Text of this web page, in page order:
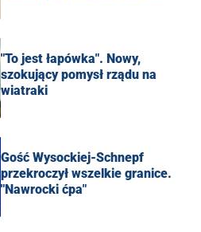
"To jest łapówka". Nowy,
szokujący pomysł rządu na
wiatraki
Gość Wysockiej-Schnepf
przekroczył wszelkie granice.
"Nawrocki ćpa"